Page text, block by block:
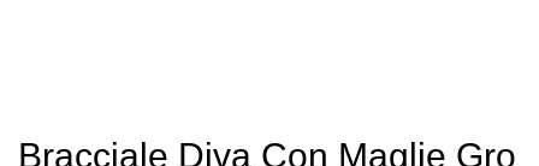
Bracciale Diva Con Maglie Gro